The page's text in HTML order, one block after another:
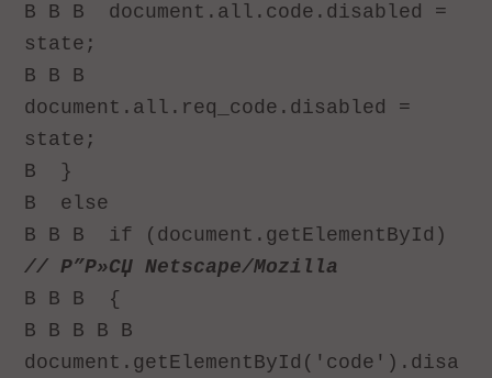
В В В document.all.code.disabled =
state;
В В В
document.all.req_code.disabled =
state;
В
}
В else
В В В if (document.getElementById)
// Р”Р»СЏ Netscape/Mozilla
В В В {
В В В В В
document.getElementById('code').disa